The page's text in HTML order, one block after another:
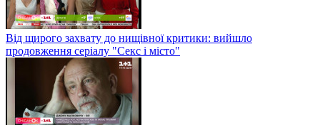
Від щирого захвату до нищівної критики: вийшло
продовження серіалу "Секс і місто"